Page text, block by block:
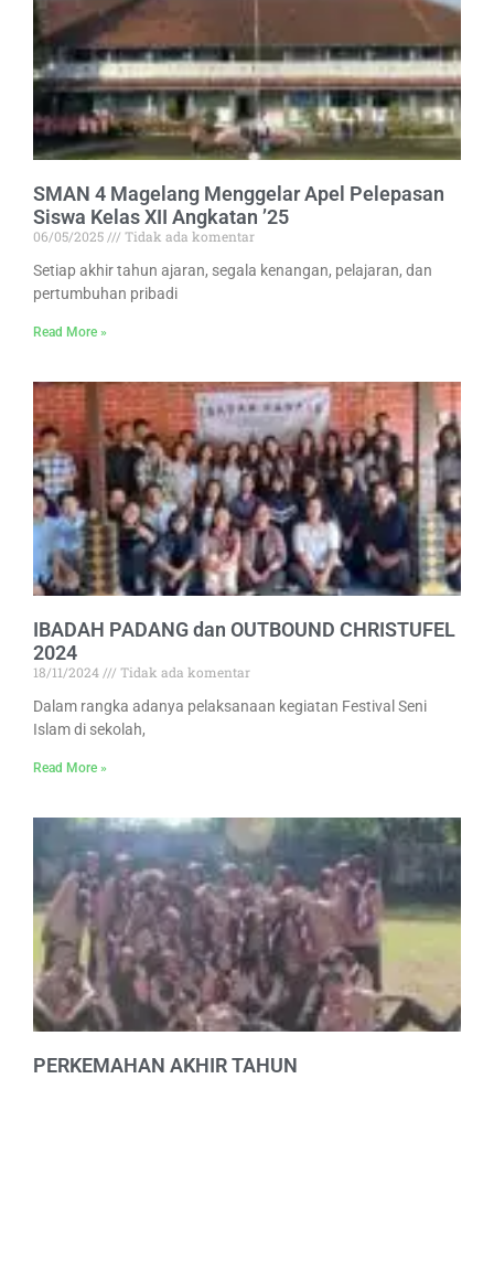
SMAN 4 Magelang Menggelar Apel Pelepasan
Siswa Kelas XII Angkatan ’25
06/05/2025
Tidak ada komentar
Setiap akhir tahun ajaran, segala kenangan, pelajaran, dan
pertumbuhan pribadi
Read More »
IBADAH PADANG dan OUTBOUND CHRISTUFEL
2024
18/11/2024
Tidak ada komentar
Dalam rangka adanya pelaksanaan kegiatan Festival Seni
Islam di sekolah,
Read More »
PERKEMAHAN AKHIR TAHUN